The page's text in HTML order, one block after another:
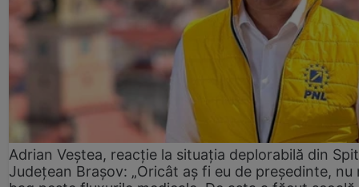
Adrian Veștea, reacție la situația deplorabilă din
Județean Brașov: „Oricât aș fi eu de președinte, nu